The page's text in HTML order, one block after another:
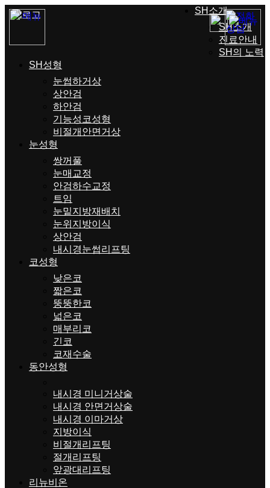
SH소개
SH소개
진료안내
SH의 노력
SH성형
눈썹하거상
상안검
하안검
기능성코성형
비절개안면거상
눈성형
쌍꺼풀
눈매교정
안검하수교정
트임
눈밑지방재배치
눈위지방이식
상안검
내시경눈썹리프팅
코성형
낮은코
짧은코
뚱뚱한코
넓은코
매부리코
긴코
코재수술
동안성형
내시경 미니거상술
내시경 안면거상술
내시경 이마거상
지방이식
비절개리프팅
절개리프팅
앞광대리프팅
리뉴비온